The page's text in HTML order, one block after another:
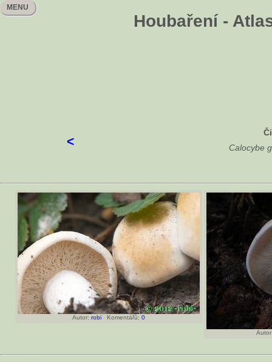
Houbaření -
MENU
<
Calocybe
Autor: robi Komentářů: 0